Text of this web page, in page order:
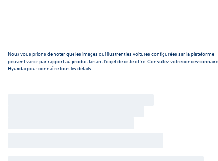
Nous vous prions de noter que les images qui illustrent les voitures configurées sur la plateforme
peuvent varier par rapport au produit faisant l'objet de cette offre. Consultez votre concessionnaire
Hyundai pour connaître tous les détails.